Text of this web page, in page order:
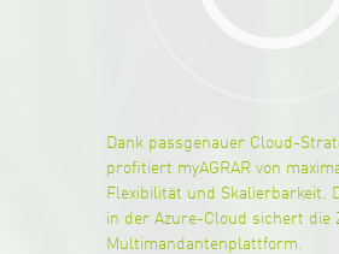
Dank passgenauer Cloud-
profitiert myAGRAR von
Flexibilität und Skalierbarkeit.
in der Azure-Cloud sichert die
Multimandantenplattform.